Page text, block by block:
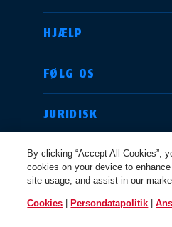
HJÆLP
FØLG OS
JURIDISK
Deutschland
Canada
By clicking “Accept All Cookies”,
cookies on your device to
site usage, and assist in our
Cookies Persondatapolitik |